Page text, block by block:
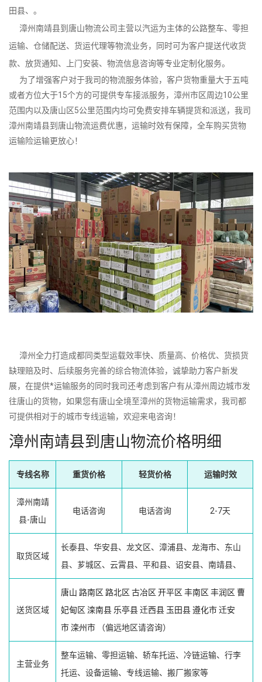
田县、。
漳州南靖县到唐山物流公司主营以汽运为主体的公路整车、零担
运输、仓储配送、货运代理等物流业务，同时可为客户提送代收货
款、放货通知、上门安装、物流信息咨询等专业定制化服务。
为了增强客户对于我司的物流服务体验，客户货物重量大于五吨
或者方位大于15个方的可提供专车接派服务，漳州市区周边10公里
范围内以及唐山区5公里范围内均可免费安排车辆提货和派送，我司
漳州南靖县到唐山物流运费优惠，运输时效有保障，全车购买货物
运输险运输更放心！
漳州全力打造成都同类型运载效率快、质量高、价格优、货损货
缺理赔及时、后续服务完善的综合物流体验，诚挚助力客户新发
展，在提供*运输服务的同时我司还考虑到客户有从漳州周边城市发
往唐山的货物，如果您有唐山全境至漳州的货物运输需求，我司都
可提供相对于的城市专线运输，欢迎来电咨询！
漳州南靖县到唐山物流价格明细
专线名称 重货价格 轻货价格 运输时效
漳州南靖
县-唐山
电话咨询 电话咨询 2-7天
取货区域
长泰县、华安县、龙文区、漳浦县、龙海市、东山
县、芗城区、云霄县、平和县、诏安县、南靖县、
送货区域
唐山 路南区 路北区 古冶区 开平区 丰南区 丰润区 曹
妃甸区 滦南县 乐亭县迁西县 玉田县遵化市迁安
市 滦州市 （偏远地区请咨询）
主营业务
整车运输、零担运输、轿车托运、冷链运输、行李
托运、设备运输、专线运输、搬厂搬家等